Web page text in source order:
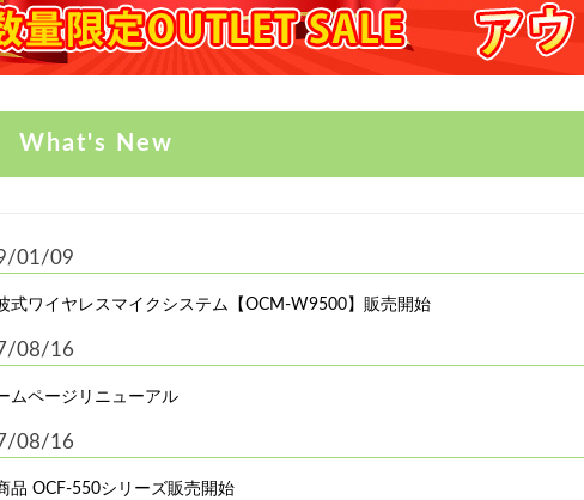
What's New
01/09
式ワイヤレスマイクシステム【OCM-W9500】販売開始
08/16
ムページリニューアル
08/16
品 OCF-550シリーズ販売開始